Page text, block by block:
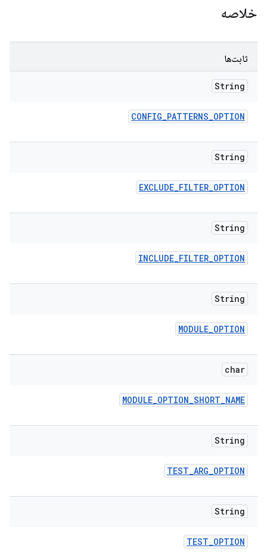
خلاصه
ثابت‌ها
String
CONFIG_PATTERNS_OPTION
String
EXCLUDE_FILTER_OPTION
String
INCLUDE_FILTER_OPTION
String
MODULE_OPTION
char
MODULE_OPTION_SHORT_NAME
String
TEST_ARG_OPTION
String
TEST_OPTION